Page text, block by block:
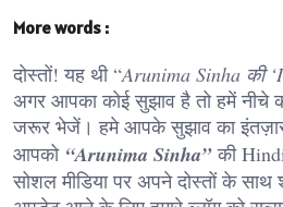
More words :
दोस्तों! यह थी “Arunima Sinha की
अगर आपका कोई सुझाव है तो हमें नीचे
जरूर भेजें। हमे आपके सुझाव का
आपको “Arunima Sinha” की
सोशल मीडिया पर अपने दोस्तों के